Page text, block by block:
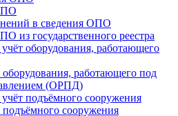
в сведения ОПО
из государственного реестра
оборудования, работающего
оборудования, работающего под
(ОРПД)
подъёмного сооружения
подъёмного сооружения